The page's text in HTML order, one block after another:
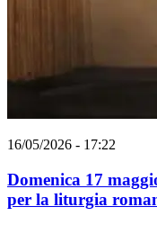
16/05/2026 - 17:22
Domenica 17
per la liturgia